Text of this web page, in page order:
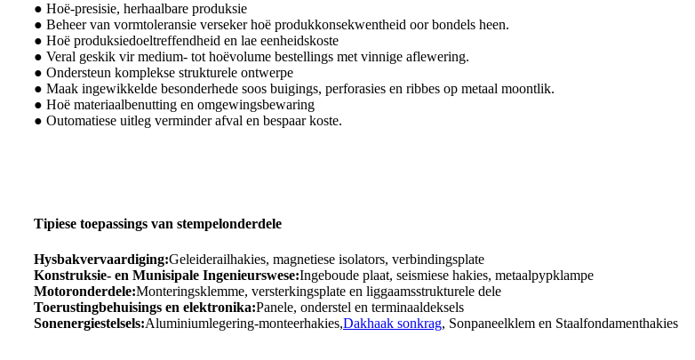
● Hoë-presisie, herhaalbare produksie
● Beheer van vormtoleransie verseker hoë produkkonsekwentheid oor bondels heen.
● Hoë produksiedoeltreffendheid en lae eenheidskoste
● Veral geskik vir medium- tot hoëvolume bestellings met vinnige aflewering.
● Ondersteun komplekse strukturele ontwerpe
● Maak ingewikkelde besonderhede soos buigings, perforasies en ribbes op metaal moontlik.
● Hoë materiaalbenutting en omgewingsbewaring
● Outomatiese uitleg verminder afval en bespaar koste.
Tipiese toepassings van stempelonderdele
Hysbakvervaardiging:Geleiderailhakies, magnetiese isolators, verbindingsplate
Konstruksie- en Munisipale Ingenieurswese:Ingeboude plaat, seismiese hakies, metaalpypklampe
Motoronderdele:Monteringsklemme, versterkingsplate en liggaamsstrukturele dele
Toerustingbehuisings en elektronika:Panele, onderstel en terminaaldeksels
Sonenergiestelsels:Aluminiumlegering-monteerhakies,Dakhaak sonkrag, Sonpaneelklem en Staalfondamenthakies